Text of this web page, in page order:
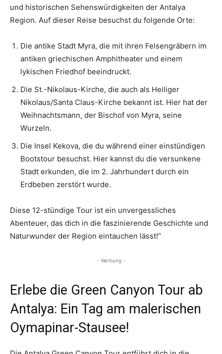
und historischen Sehenswürdigkeiten der Antalya
Region. Auf dieser Reise besuchst du folgende Orte:
Die antike Stadt Myra, die mit ihren Felsengräbern im
antiken griechischen Amphitheater und einem
lykischen Friedhof beeindruckt.
Die St.-Nikolaus-Kirche, die auch als Heiliger
Nikolaus/Santa Claus-Kirche bekannt ist. Hier hat der
Weihnachtsmann, der Bischof von Myra, seine
Wurzeln.
Die Insel Kekova, die du während einer einstündigen
Bootstour besuchst. Hier kannst du die versunkene
Stadt erkunden, die im 2. Jahrhundert durch ein
Erdbeben zerstört wurde.
Diese 12-stündige Tour ist ein unvergessliches
Abenteuer, das dich in die faszinierende Geschichte und
Naturwunder der Region eintauchen lässt!“
- Werbung -
Erlebe die Green Canyon Tour ab
Antalya: Ein Tag am malerischen
Oymapinar-Stausee!